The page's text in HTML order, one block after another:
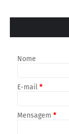
Nome
E-mail *
Mensagem *